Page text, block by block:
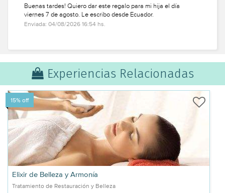
Buenas tardes! Quiero dar este regalo para mi hija el día
viernes 7 de agosto. Le escribo desde Ecuador.
Enviada: 04/08/2026 16:54 hs.
Experiencias Relacionadas
15% off
Elixir de Belleza y Armonía
Tratamiento de Restauración y Belleza